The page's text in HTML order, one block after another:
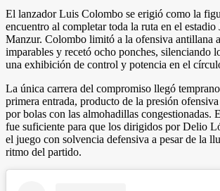
El lanzador Luis Colombo se erigió como la
encuentro al completar toda la ruta en el
Manzur. Colombo limitó a la ofensiva antillana
imparables y recetó ocho ponches, silenciando
una exhibición de control y potencia en el
La única carrera del compromiso llegó
primera entrada, producto de la presión
por bolas con las almohadillas congestionadas.
fue suficiente para que los dirigidos por Delio
el juego con solvencia defensiva a pesar de la
ritmo del partido.